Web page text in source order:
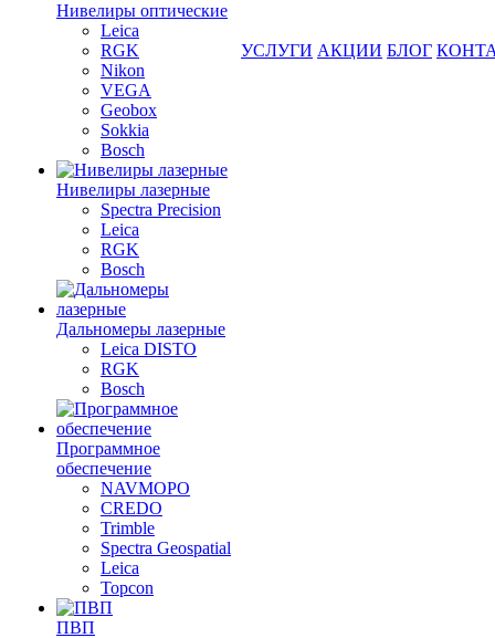
Нивелиры оптические
Leica
RGK
Nikon
VEGA
Geobox
Sokkia
Bosch
Нивелиры лазерные
Spectra Precision
Leica
RGK
Bosch
Дальномеры лазерные
Leica DISTO
RGK
Bosch
Программное
обеспечение
NAVMOPO
CREDO
Trimble
Spectra Geospatial
Leica
Topcon
ПВП
УСЛУГИ АКЦИИ БЛОГ